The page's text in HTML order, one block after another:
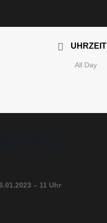
UHRZEIT
All Day
– 11 Uhr